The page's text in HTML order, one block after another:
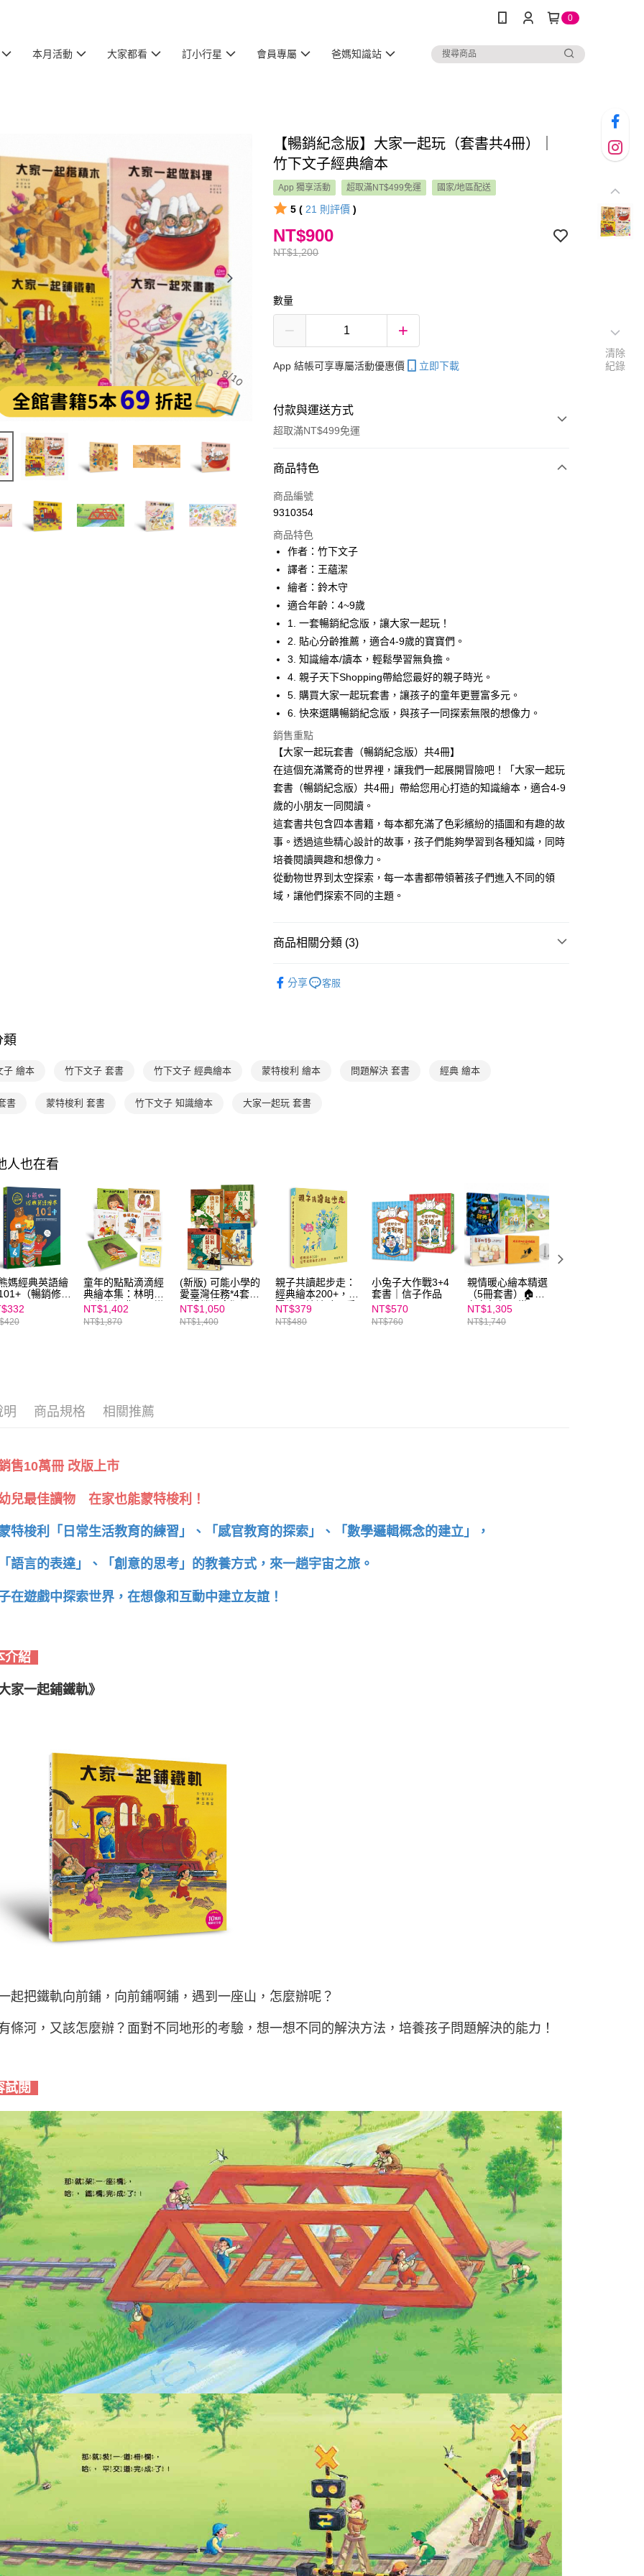
0
本月活動 大家都看 訂小行星 會員專屬 爸媽知識站
【暢銷紀念版】大家一起玩（套書共4冊）｜
竹下文子經典繪本
App 獨享活動 超取滿NT$499免運 國家/地區配送
5 ( 21 則評價 )
NT$1,200
NT$900
數量
App 結帳可享專屬活動優惠價 立即下載
付款與運送方式
超取滿NT$499免運
付款方式
信用卡一次付款
Apple Pay
大哥付你分期
相關說明
【大哥付你分期使用說明】
1.本服務由台灣大哥大提供，台灣大哥大用戶可立即使用無須另外申請。
2.付款方式選擇「大哥付你分期」，訂單成立後會自動跳轉到大哥付的交易
流程，驗證手機門號後，選擇欲分期的期數、繳款截止日，確認付款後即
完成交易。
4.訂單成立30分鐘內，如未前往確認交易或遇審核未通過，訂單將自動取
消。如遇「轉專審核」未通過狀況，表示未達大哥付你分期系統評分，恕
無法說明評估內容。
【繳款方式說明】
1.分期款項不併入電信帳單，「大哥付你分期」於每月結算日後寄送繳費提
醒簡訊。
2.透過簡訊連結打開帳單後，可選擇「超商條碼／台灣大直營門市／銀行轉
帳／街口支付／iPASS MONEY」等通路繳費。
【注意事項】
1.本服務係由「台灣大哥大股份有限公司」（以下簡稱本公司）所提供，讓
用戶於交易時，得透過本服務購買商品或服務，並由商店將買賣／分期付
款買賣價金債權讓與本公司後，依約使用本公司帳單繳交帳款。
資料（包含姓名、電話或地址）提供予台灣大哥大進項蒐集、處理及利
用，由本公司與您本人進行分期帳單所需資料之確認、核對及更正。
3.完整用戶服務條款，請詳閱以下連結：
【關於「AFTEE先享後付」】
AFTEE先享後付是「在收到商品之後才付款」的支付方式。 讓您購物簡單
便利好安心！
１．簡單：不需註冊會員、不需綁卡、不需儲值。
２．便利：只要手機號碼，簡訊認證，即可結帳。
３．安心：先確認商品／服務後，再付款。
【「AFTEE先享後付」結帳流程】
１．於結帳方式選擇「AFTEE先享後付」後，將跳轉至「AFTEE先享後
付」結帳頁面，進行簡訊認證並確認金額後，即可完成結帳。
２．訂單成立數日內，您將收到繳費通知簡訊。
３．收到繳費通知簡訊後14天內，點擊此簡訊中的連結，可透過四大超商
／ATM／網路銀行／等多元方式進行付款，方視為交易完成。
絡購買商品的店家。未經商家同意取消之訂單仍視為有效，需透過AFTEE
先享後付繳納相關費用。
※ 交易是否成功請以「AFTEE先享後付 」之結帳頁面顯示為準，若有關於
是否繳費成功／繳費後需取消欲退款等相關疑問，請聯繫「AFTEE先享後
付客戶支援中心」https://netprotections.freshdesk.com/support/home
求債權轉讓予恩沛科技股份有限公司。
３．未成年的使用者請事先徵得法定代理人或監護人之同意方可使用
形，恩沛科技股份有限公司將有權停止該用戶之使用額度並採取法律行
ATM付款
運送方式
付款後全家取貨｜8/8-8/14運費優惠，結帳滿499即享免運。
每筆NT$70，滿NT$499(含以上)免運費
付款後7-11取貨
每筆NT$70，滿NT$800(含以上)免運費
國內宅配/郵寄 (不適用離島、海外及郵局i郵箱)
每筆NT$70，滿NT$800(含以上)免運費
離島宅配（澎湖、金門、馬祖、小琉球；不適用於郵局i郵箱）
商品特色
商品編號
9310354
商品特色
作者：竹下文子
譯者：王蘊潔
繪者：鈴木守
適合年齡：4~9歲
1. 一套暢銷紀念版，讓大家一起玩！
2. 貼心分齡推薦，適合4-9歲的寶寶們。
3. 知識繪本/讀本，輕鬆學習無負擔。
4. 親子天下Shopping帶給您最好的親子時光。
5. 購買大家一起玩套書，讓孩子的童年更豐富多元。
6. 快來選購暢銷紀念版，與孩子一同探索無限的想像力。
銷售重點
【大家一起玩套書（暢銷紀念版）共4冊】
在這個充滿驚奇的世界裡，讓我們一起展開冒險吧！「大家一起玩
套書（暢銷紀念版）共4冊」帶給您用心打造的知識繪本，適合4-9
歲的小朋友一同閱讀。
這套書共包含四本書籍，每本都充滿了色彩繽紛的插圖和有趣的故
事。透過這些精心設計的故事，孩子們能夠學習到各種知識，同時
培養閱讀興趣和想像力。
從動物世界到太空探索，每一本書都帶領著孩子們進入不同的領
域，讓他們探索不同的主題。
商品相關分類 (3)
分享 客服
類
子 繪本 竹下文子 套書 竹下文子 經典繪本 蒙特梭利 繪本 問題解決 套書 經典 繪本
書 蒙特梭利 套書 竹下文子 知識繪本 大家一起玩 套書
人也在看
媽經典英語繪
（暢銷修訂
童年的點點滴滴經
典繪本集：林明子
跨世代經典1-5+遊
戲小書
NT$1,402
NT$1,870
(新版) 可能小學的
愛臺灣任務*4套書
（暢銷紀念版）
NT$1,050
NT$1,400
親子共讀起步走：
經典繪本200+，從
零歲開始讓孩子愛
上閱讀(全新增訂
版)
NT$379
NT$480
小兔子大作戰3+4
套書｜信子作品
NT$570
NT$760
親情暖心繪本精選
（5冊套書）🏠愛
存在每個日常
NT$1,305
NT$1,740
明 商品規格 相關推薦
售10萬冊 改版上市
兒最佳讀物 在家也能蒙特梭利！
特梭利「日常生活教育的練習」、「感官教育的探索」、「數學邏輯概念的建立」，
語言的表達」、「創意的思考」的教養方式，來一趟宇宙之旅。
在遊戲中探索世界，在想像和互動中建立友誼！
紹
家一起鋪鐵軌》
起把鐵軌向前鋪，向前鋪啊鋪，遇到一座山，怎麼辦呢？
條河，又該怎麼辦？面對不同地形的考驗，想一想不同的解決方法，培養孩子問題解決的能力！
閱
清除
紀錄